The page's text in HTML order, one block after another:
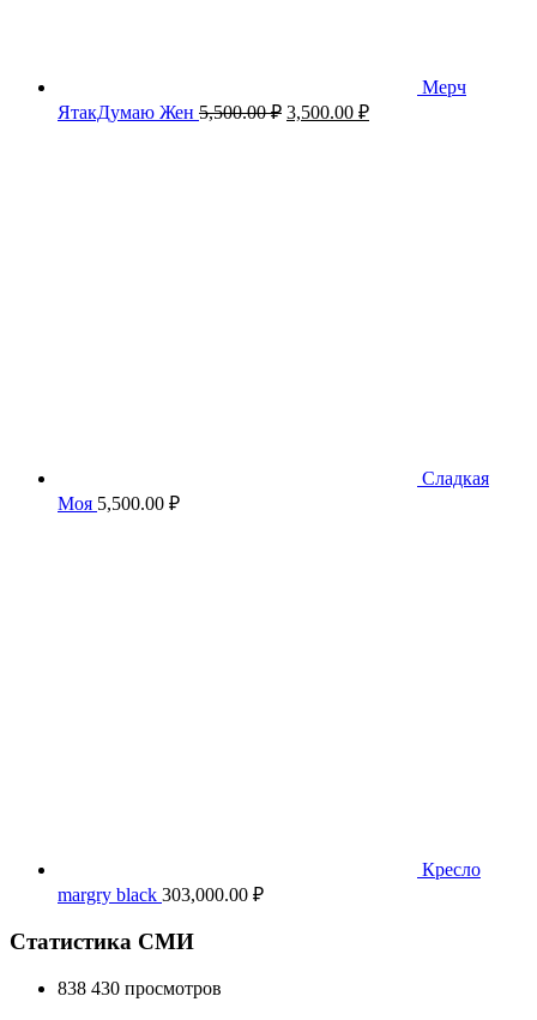
Мерч
ЯтакДумаю Жен 5,500.00₽ Первоначальная
3,500.00 ₽Текущая
Сладкая
Моя 5,500.00 ₽
Кресло
margry black 303,000.00 ₽
Статистика СМИ
838 430 просмотров